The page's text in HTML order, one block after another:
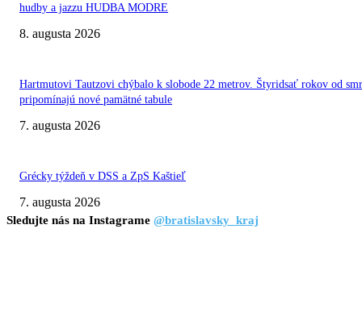
hudby a jazzu HUDBA MODRE
8. augusta 2026
Hartmutovi Tautzovi chýbalo k slobode 22 metrov. Štyridsať rokov od
pripomínajú nové pamätné tabule
7. augusta 2026
Grécky týždeň v DSS a ZpS Kaštieľ
7. augusta 2026
Sledujte nás na Instagrame @bratislavsky_kraj